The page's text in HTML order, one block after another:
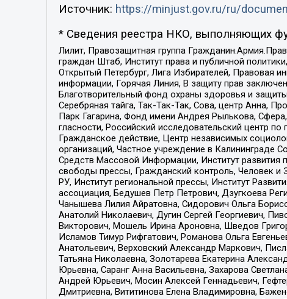
Источник: https://minjust.gov.ru/ru/
* Сведения реестра НКО, выполняющих
Лилит, Правозащитная группа
граждан Штаб, Институт права и публичной
Открытый Петербург, Лига Избирателей, Правовая
информации, Горячая Линия, В защиту прав
Благотворительный фонд охраны здоровья и
Серебряная тайга, Так-Так-Так, Сова, центр Анна,
Парк Гагарина, Фонд имени Андрея Рылькова,
гласности, Российский исследовательский центр
Гражданское действие, Центр независимых
организаций, Частное учреждение в Калининграде
Средств Массовой Информации, Институт развития
свободы прессы, Гражданский контроль, Человек
РУ, Институт региональной прессы, Институт
ассоциация, Бедушев Петр Петрович, Дзугкоева
Чанышева Лилия Айратовна, Сидорович Ольга
Анатолий Николаевич, Дугин Сергей Георгиевич,
Викторович, Мошель Ирина Ароновна, Шведов
Исламов Тимур Рифгатович, Романова Ольга
Анатольевич, Верховский Александр Маркович,
Татьяна Николаевна, Золотарева Екатерина
Юрьевна, Саранг Анна Васильевна, Захарова
Андрей Юрьевич, Мосин Алексей Геннадьевич,
Дмитриевна, Вититинова Елена Владимировна,